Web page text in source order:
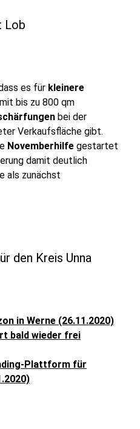
Lob
es für kleinere
mit bis zu 800 qm
bei der
Verkaufsfläche gibt.
Novemberhilfe gestartet
damit deutlich
als zunächst
den Kreis Unna
in Werne (26.11.2020)
bald wieder frei
Plattform für